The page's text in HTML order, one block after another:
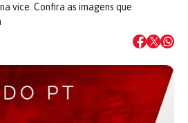
vice. Confira as imagens que